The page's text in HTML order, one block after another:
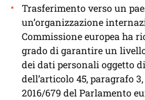
Trasferimento verso un
un’organizzazione
Commissione europea ha
grado di garantire un
dei dati personali oggetto
dell’articolo 45, paragrafo
2016/679 del Parlamento